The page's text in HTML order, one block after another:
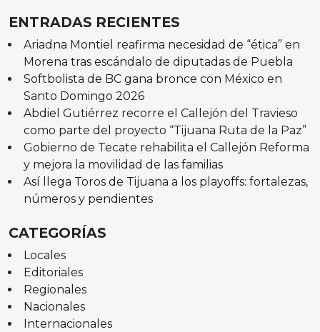
ENTRADAS RECIENTES
Ariadna Montiel reafirma necesidad de “ética” en
Morena tras escándalo de diputadas de Puebla
Softbolista de BC gana bronce con México en
Santo Domingo 2026
Abdiel Gutiérrez recorre el Callejón del Travieso
como parte del proyecto “Tijuana Ruta de la Paz”
Gobierno de Tecate rehabilita el Callejón Reforma
y mejora la movilidad de las familias
Así llega Toros de Tijuana a los playoffs: fortalezas,
números y pendientes
CATEGORÍAS
Locales
Editoriales
Regionales
Nacionales
Internacionales